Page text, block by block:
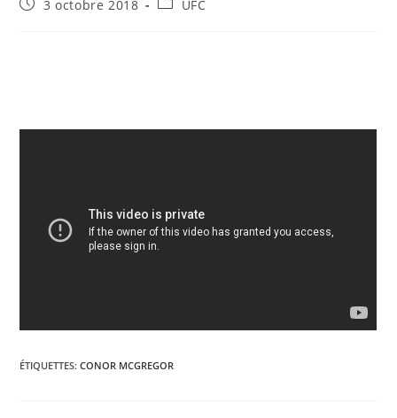
3 octobre 2018 UFC
ÉTIQUETTES:CONOR MCGREGOR